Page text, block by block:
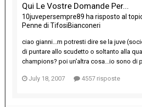
Qui Le Vostre Domande Per...
10juvepersempre89 ha risposto al
Penne di TifosiBianconeri
ciao gianni...m potresti dire se la juve
di puntare allo scudetto o soltanto alla
champions? poi un'altra cosa...io sono di
July 18, 2007 4557 risposte